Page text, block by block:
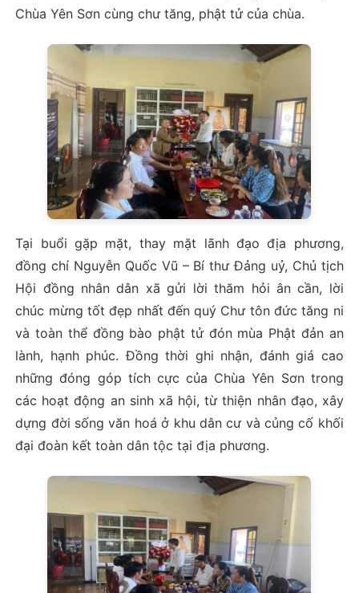
Chùa Yên Sơn cùng chư tăng, phật tử của chùa.
Tại buổi gặp mặt, thay mặt lãnh đạo địa phương,
đồng chí Nguyễn Quốc Vũ – Bí thư Đảng uỷ, Chủ tịch
Hội đồng nhân dân xã gửi lời thăm hỏi ân cần, lời
chúc mừng tốt đẹp nhất đến quý Chư tôn đức tăng ni
và toàn thể đồng bào phật tử đón mùa Phật đản an
lành, hạnh phúc. Đồng thời ghi nhận, đánh giá cao
những đóng góp tích cực của Chùa Yên Sơn trong
các hoạt động an sinh xã hội, từ thiện nhân đạo, xây
dựng đời sống văn hoá ở khu dân cư và củng cố khối
đại đoàn kết toàn dân tộc tại địa phương.